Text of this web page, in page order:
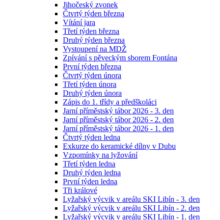
Jihočeský zvonek
Čtvrtý týden března
Vítání jara
Třetí týden března
Druhý týden března
Vystoupení na MDŽ
Zpívání s pěveckým sborem Fontána
První týden března
Čtvrtý týden února
Třetí týden února
Druhý týden února
Zápis do 1. třídy a předškoláci
Jarní příměstský tábor 2026 - 3. den
Jarní příměstský tábor 2026 - 2. den
Jarní příměstský tábor 2026 - 1. den
Čtvrtý týden ledna
Exkurze do keramické dílny v Dubu
Vzpomínky na lyžování
Třetí týden ledna
Druhý týden ledna
První týden ledna
Tři králové
Lyžařský výcvik v areálu SKI Libín - 3. den
Lyžařský výcvik v areálu SKI Libín - 2. den
Lyžařský výcvik v areálu SKI Libín - 1. den